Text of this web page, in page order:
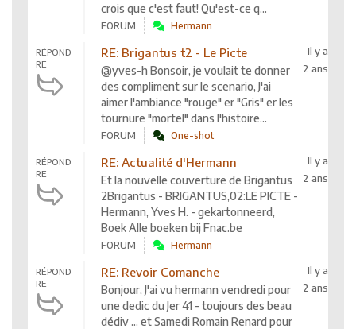
crois que c'est faut! Qu'est-ce q...
FORUM Hermann
RÉPOND
RE
RE: Brigantus t2 - Le Picte
@yves-h Bonsoir, je voulait te donner
des compliment sur le scenario, J'ai
aimer l'ambiance "rouge" er "Gris" er les
tournure "mortel" dans l'histoire...
Il y a
2 ans
FORUM One-shot
RÉPOND
RE
RE: Actualité d'Hermann
Et la nouvelle couverture de Brigantus
2Brigantus - BRIGANTUS,02:LE PICTE -
Hermann, Yves H. - gekartonneerd,
Boek Alle boeken bij Fnac.be
Il y a
2 ans
FORUM Hermann
RÉPOND
RE
RE: Revoir Comanche
Bonjour, J'ai vu hermann vendredi pour
une dedic du Jer 41 - toujours des beau
dédiv ... et Samedi Romain Renard pour
Il y a
2 ans